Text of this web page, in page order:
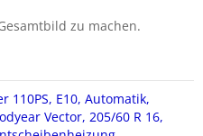
zu machen.
110PS, E10, Automatik,
Vector, 205/60 R 16,